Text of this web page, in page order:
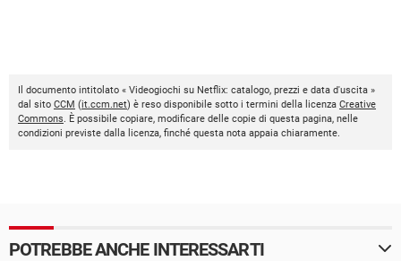
Il documento intitolato « Videogiochi su Netflix: catalogo, prezzi e data d'uscita »
dal sito CCM (it.ccm.net) è reso disponibile sotto i termini della licenza Creative
Commons. È possibile copiare, modificare delle copie di questa pagina, nelle
condizioni previste dalla licenza, finché questa nota appaia chiaramente.
POTREBBE ANCHE INTERESSARTI